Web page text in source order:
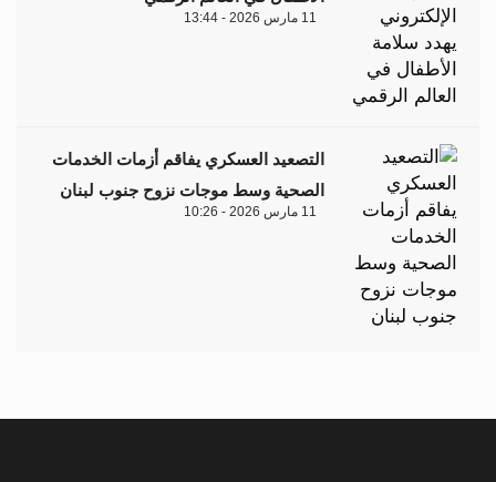
11 مارس 2026 - 13:44
التصعيد العسكري يفاقم أزمات الخدمات
الصحية وسط موجات نزوح جنوب لبنان
11 مارس 2026 - 10:26